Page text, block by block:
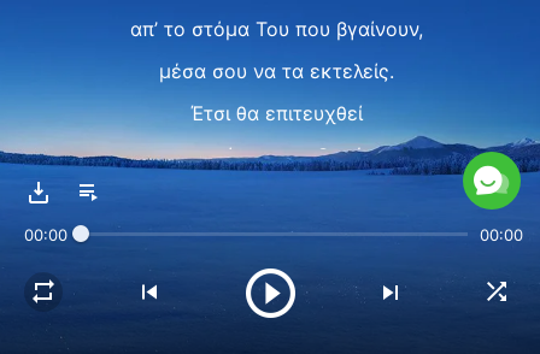
απ’ το στόμα Του που βγαίνουν,
μέσα σου να τα εκτελείς.
Έτσι θα επιτευχθεί
ο στόχος του Θεού.
Φάε και πιες τον λόγο του Θεού
πραγματικά για να Τον γνωρίσεις,
για να Τον ικανοποιείς.
00:00 00:00